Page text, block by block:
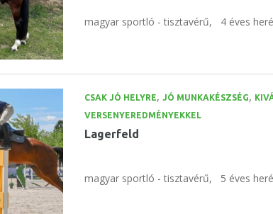
magyar sportló - tisztavérű, 4 éves
CSAK JÓ HELYRE, JÓ MUNKAKÉSZSÉG,
VERSENYEREDMÉNYEKKEL
Lagerfeld
magyar sportló - tisztavérű, 5 éves